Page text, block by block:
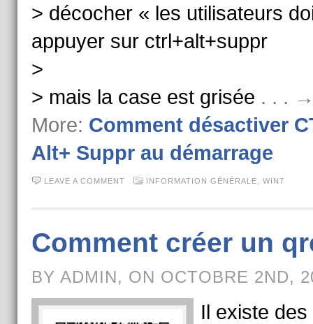
> décocher « les utilisateurs
appuyer sur ctrl+alt+suppr
>
> mais la case est grisée . . .
More: Comment désactiver
Alt+ Suppr au démarrage
LEAVE A COMMENT INFORMATION GÉNÉRALE WIN7
Comment créer un
BY ADMIN, ON OCTOBRE 2ND,
Il existe des